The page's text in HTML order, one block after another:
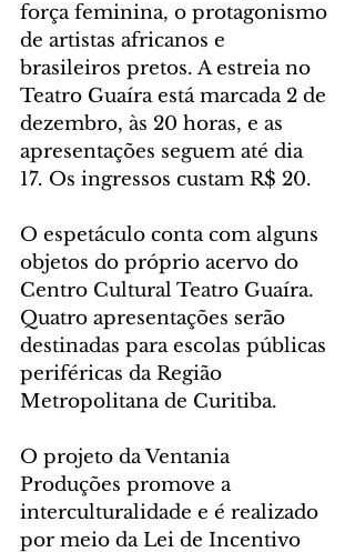
força feminina, o protagonismo
de artistas africanos e
brasileiros pretos. A estreia no
Teatro Guaíra está marcada 2 de
dezembro, às 20 horas, e as
apresentações seguem até dia
17. Os ingressos custam R$ 20.
O espetáculo conta com alguns
objetos do próprio acervo do
Centro Cultural Teatro Guaíra.
Quatro apresentações serão
destinadas para escolas públicas
periféricas da Região
Metropolitana de Curitiba.
O projeto da Ventania
Produções promove a
interculturalidade e é realizado
por meio da Lei de Incentivo